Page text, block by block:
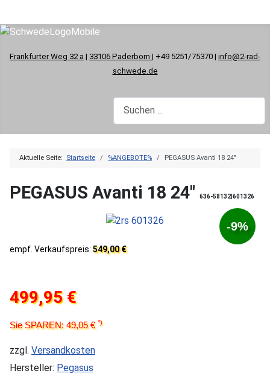
Frankfurter Weg 32 a | 33106 Paderborn | +49 5251/75370 | info@2-rad-
schwede.de
Aktuelle Seite: Startseite %ANGEBOTE% PEGASUS Avanti 18 24"
PEGASUS Avanti 18 24" 636-58132|601326
-9%
empf. Verkaufspreis: 549,00 €
499,95 €
Sie SPAREN: 49,05 €*)
zzgl. Versandkosten
Hersteller: Pegasus